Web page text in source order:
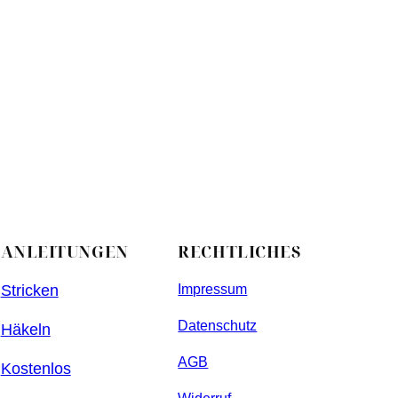
ANLEITUNGEN
Stricken
Häkeln
Kostenlos
RECHTLICHES
Impressum
Datenschutz
AGB